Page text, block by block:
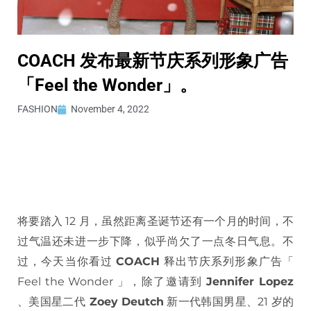
COACH 发布最新节庆系列形象广告
「Feel the Wonder」。
FASHION November 4, 2022
将要踏入 12 月，虽然距离圣诞节还有一个月的时间，不
过气温还未进一步下降，似乎尚欠了一点冬日气息。不
过，今天当你看过COACH 释出节庆系列形象广告「
Feel the Wonder 」，除了邀请到Jennifer Lopez
、美国星二代 Zoey Deutch 新一代韩国男星、21 岁的